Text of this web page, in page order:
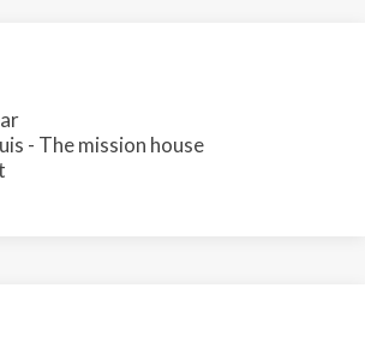
- The mission house